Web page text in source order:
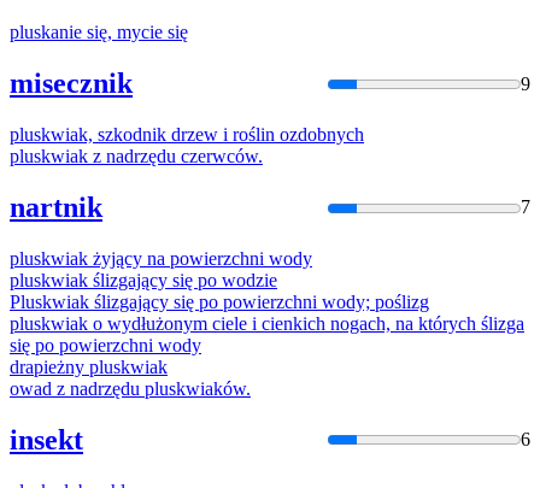
pluskanie się, mycie się
misecznik 9
pluskwiak, szkodnik drzew i roślin ozdobnych
pluskwiak z nadrzędu czerwców.
nartnik 7
pluskwiak żyjący na powierzchni wody
pluskwiak ślizgający się po wodzie
Pluskwiak ślizgający się po powierzchni wody; poślizg
pluskwiak o wydłużonym ciele i cienkich nogach, na których ślizga
się po powierzchni wody
drapieżny pluskwiak
owad z nadrzędu pluskwiaków.
insekt 6